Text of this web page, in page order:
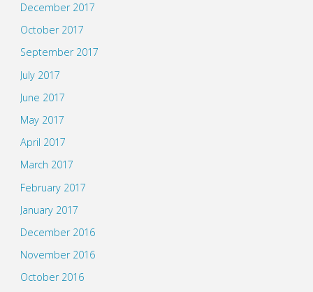
December 2017
October 2017
September 2017
July 2017
June 2017
May 2017
April 2017
March 2017
February 2017
January 2017
December 2016
November 2016
October 2016